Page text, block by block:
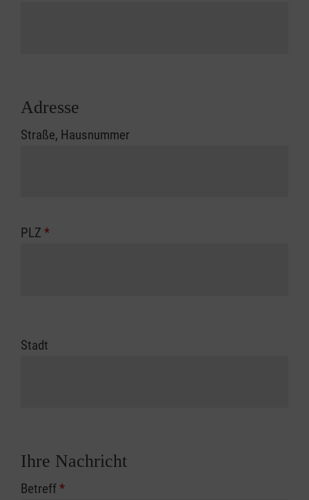
Adresse
Straße, Hausnummer
PLZ *
Stadt
Ihre Nachricht
Betreff*